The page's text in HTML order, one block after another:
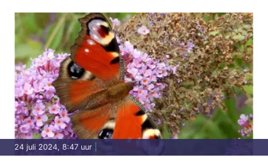
24 juli 2024, 8:47 uur